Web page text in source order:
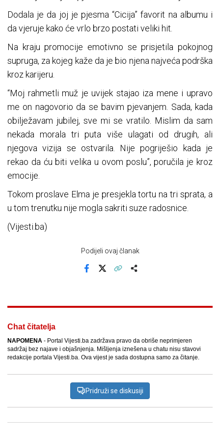
Dodala je da joj je pjesma “Cicija” favorit na albumu i
da vjeruje kako će vrlo brzo postati veliki hit.
Na kraju promocije emotivno se prisjetila pokojnog
supruga, za kojeg kaže da je bio njena najveća podrška
kroz karijeru.
“Moj rahmetli muž je uvijek stajao iza mene i upravo
me on nagovorio da se bavim pjevanjem. Sada, kada
obilježavam jubilej, sve mi se vratilo. Mislim da sam
nekada morala tri puta više ulagati od drugih, ali
njegova vizija se ostvarila. Nije pogriješio kada je
rekao da ću biti velika u ovom poslu”, poručila je kroz
emocije.
Tokom proslave Elma je presjekla tortu na tri sprata, a
u tom trenutku nije mogla sakriti suze radosnice.
(Vijesti.ba)
Podijeli ovaj članak
Chat čitatelja
NAPOMENA - Portal Vijesti.ba zadržava pravo da obriše neprimjeren
sadržaj bez najave i objašnjenja. Mišljenja iznešena u chatu nisu stavovi
redakcije portala Vijesti.ba. Ova vijest je sada dostupna samo za čitanje.
Pridruži se diskusiji